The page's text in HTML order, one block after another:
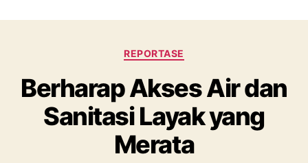
REPORTASE
Berharap Akses Air dan
Sanitasi Layak yang
Merata